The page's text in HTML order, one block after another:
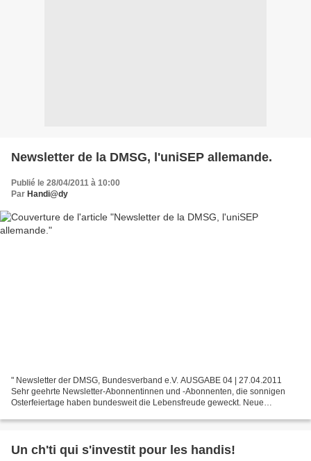
Newsletter de la DMSG, l'uniSEP allemande.
Publié le 28/04/2011 à 10:00
Par Handi@dy
" Newsletter der DMSG, Bundesverband e.V. AUSGABE 04 | 27.04.2011
Sehr geehrte Newsletter-Abonnentinnen und -Abonnenten, die sonnigen
Osterfeiertage haben bundesweit die Lebensfreude geweckt. Neue
Un ch'ti qui s'investit pour les handis!